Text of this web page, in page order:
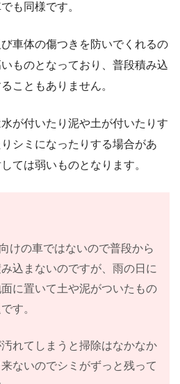
も同様です。
車体の傷つきを防いでくれるの
ものとなっており、普段積み込
こともありません。
が付いたり泥や土が付いたりす
シミになったりする場合があ
ては弱いものとなります。
けの車ではないので普段から
込まないのですが、雨の日に
に置いて土や泥がついたもの
す。
れてしまうと掃除はなかなか
ないのでシミがずっと残って